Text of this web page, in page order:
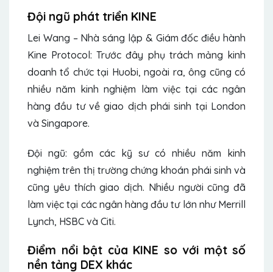
Đội ngũ phát triển KINE
Lei Wang – Nhà sáng lập & Giám đốc điều hành
Kine Protocol: Trước đây phụ trách mảng kinh
doanh tổ chức tại Huobi, ngoài ra, ông cũng có
nhiều năm kinh nghiệm làm việc tại các ngân
hàng đầu tư về giao dịch phái sinh tại London
và Singapore.
Đội ngũ: gồm các kỹ sư có nhiều năm kinh
nghiệm trên thị trường chứng khoán phái sinh và
cũng yêu thích giao dịch. Nhiều người cũng đã
làm việc tại các ngân hàng đầu tư lớn như Merrill
Lynch, HSBC và Citi.
Điểm nổi bật của KINE so với một số
nền tảng DEX khác